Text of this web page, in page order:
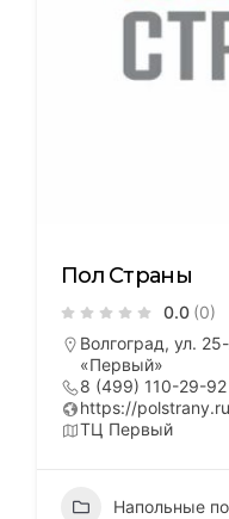
Пол Страны
0.0 (0)
Волгоград, ул.
«Первый»
8 (499) 110-29-92
https://polstrany.ru
ТЦ Первый
Напольные